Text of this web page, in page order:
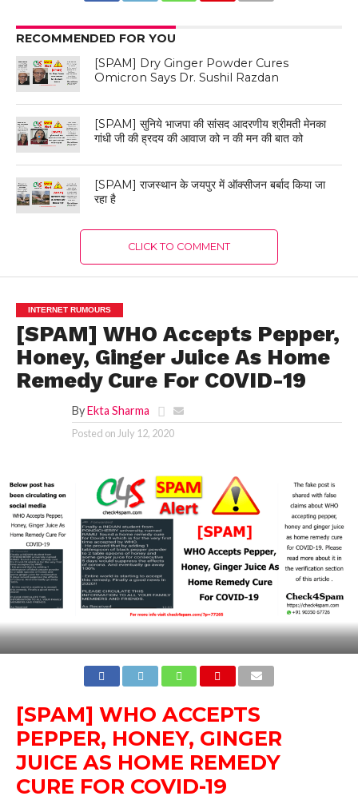
RECOMMENDED FOR YOU
[SPAM] Dry Ginger Powder Cures
Omicron Says Dr. Sushil Razdan
[SPAM] सुनिये भाजपा की सांसद आदरणीय श्रीमती मेनका
गांधी जी की ह्रदय की आवाज को न की मन की बात को
[SPAM] राजस्थान के जयपुर में ऑक्सीजन बर्बाद किया जा
रहा है
CLICK TO COMMENT
INTERNET RUMOURS
[SPAM] WHO Accepts Pepper,
Honey, Ginger Juice As Home
Remedy Cure For COVID-19
By Ekta Sharma
Posted on July 12, 2020
[SPAM] WHO ACCEPTS
PEPPER, HONEY, GINGER
JUICE AS HOME REMEDY
CURE FOR COVID-19